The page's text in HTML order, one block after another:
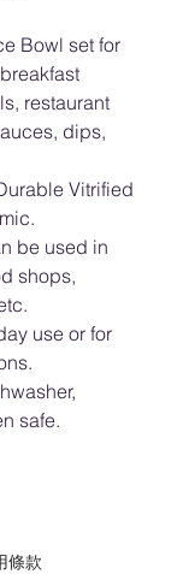
Bowl set for
restaurant
dips,
Vitrified
be used in
shops,
use or for
safe.
條款